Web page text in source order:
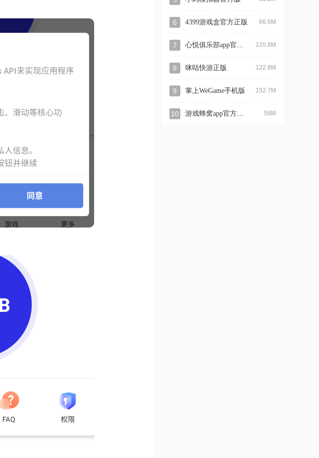
6 4399游戏盒官方正版 66.6M
7 120.8M
8 咪咕快游正版 122.8M
9 掌上WeGame手机版 152.7M
10 58M